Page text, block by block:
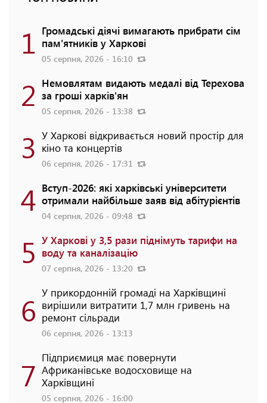
1 Громадські діячі вимагають прибрати сім
пам'ятників у Харкові
05 серпня, 2026 - 16:10
2 Немовлятам видають медалі від Терехова
за гроші харків'ян
05 серпня, 2026 - 13:38
3 У Харкові відкривається новий простір для
кіно та концертів
06 серпня, 2026 - 17:31
4 Вступ-2026: які харківські університети
отримали найбільше заяв від абітурієнтів
04 серпня, 2026 - 09:48
5 У Харкові у 3,5 рази піднімуть тарифи на
воду та каналізацію
07 серпня, 2026 - 13:20
6 У прикордонній громаді на Харківщині
вирішили витратити 1,7 млн гривень на
ремонт сільради
06 серпня, 2026 - 13:13
7 Підприємиця має повернути
Африканівське водосховище на
Харківщині
05 серпня, 2026 - 16:00